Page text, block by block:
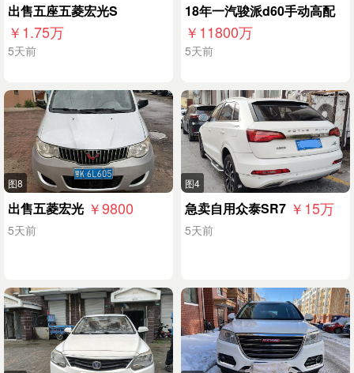
出售五座五菱宏光S
￥1.75万
5天前
18年一汽骏派d60手动高配
￥11800万
5天前
图8
出售五菱宏光 ￥9800
5天前
图4
急卖自用众泰SR7 ￥15万
5天前